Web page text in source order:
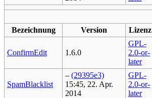
Bezeichnung
Version Lizenz
ConfirmEdit 1.6.0
GPL-
2.0-or-
later
SpamBlacklist
– (29395e3)
15:45, 22. Apr.
2014
GPL-
2.0-or-
later